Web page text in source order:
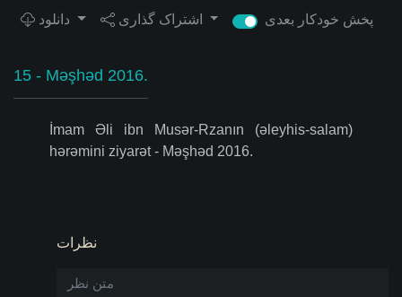
پخش خودکار بعدی
15 - Məşhəd 2016.
İmam Əli ibn Musər-Rzanın (əleyhis-salam)
hərəmini ziyarət - Məşhəd 2016.
نظرات